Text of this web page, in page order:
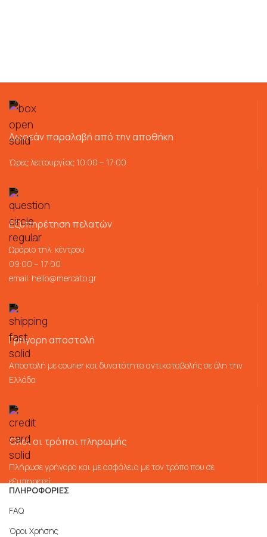
Δωρεάν παραλαβή από την αποθήκη
Ώρες λειτουργίας 10:00 – 17:00
Εξυπηρέτηση πελατών
Ωράριο τηλ. κέντρου
09:00 – 17:00
email: hello@mercato.gr
Γρήγορη αποστολή
Αποστολή με courier και δυνατότητα αντικαταβολής σε όλη την
Ελλάδα
Όλοι οι τρόποι πληρωμής
Πλήρωσε γρήγορα και με ασφάλεια με τον τρόπο που σε
εξυπηρετεί
ΠΛΗΡΟΦΟΡΙΕΣ
FAQ
Όροι Χρήσης